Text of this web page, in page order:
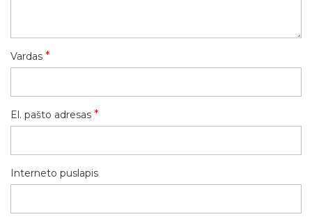
Vardas *
El. pašto adresas *
Interneto puslapis